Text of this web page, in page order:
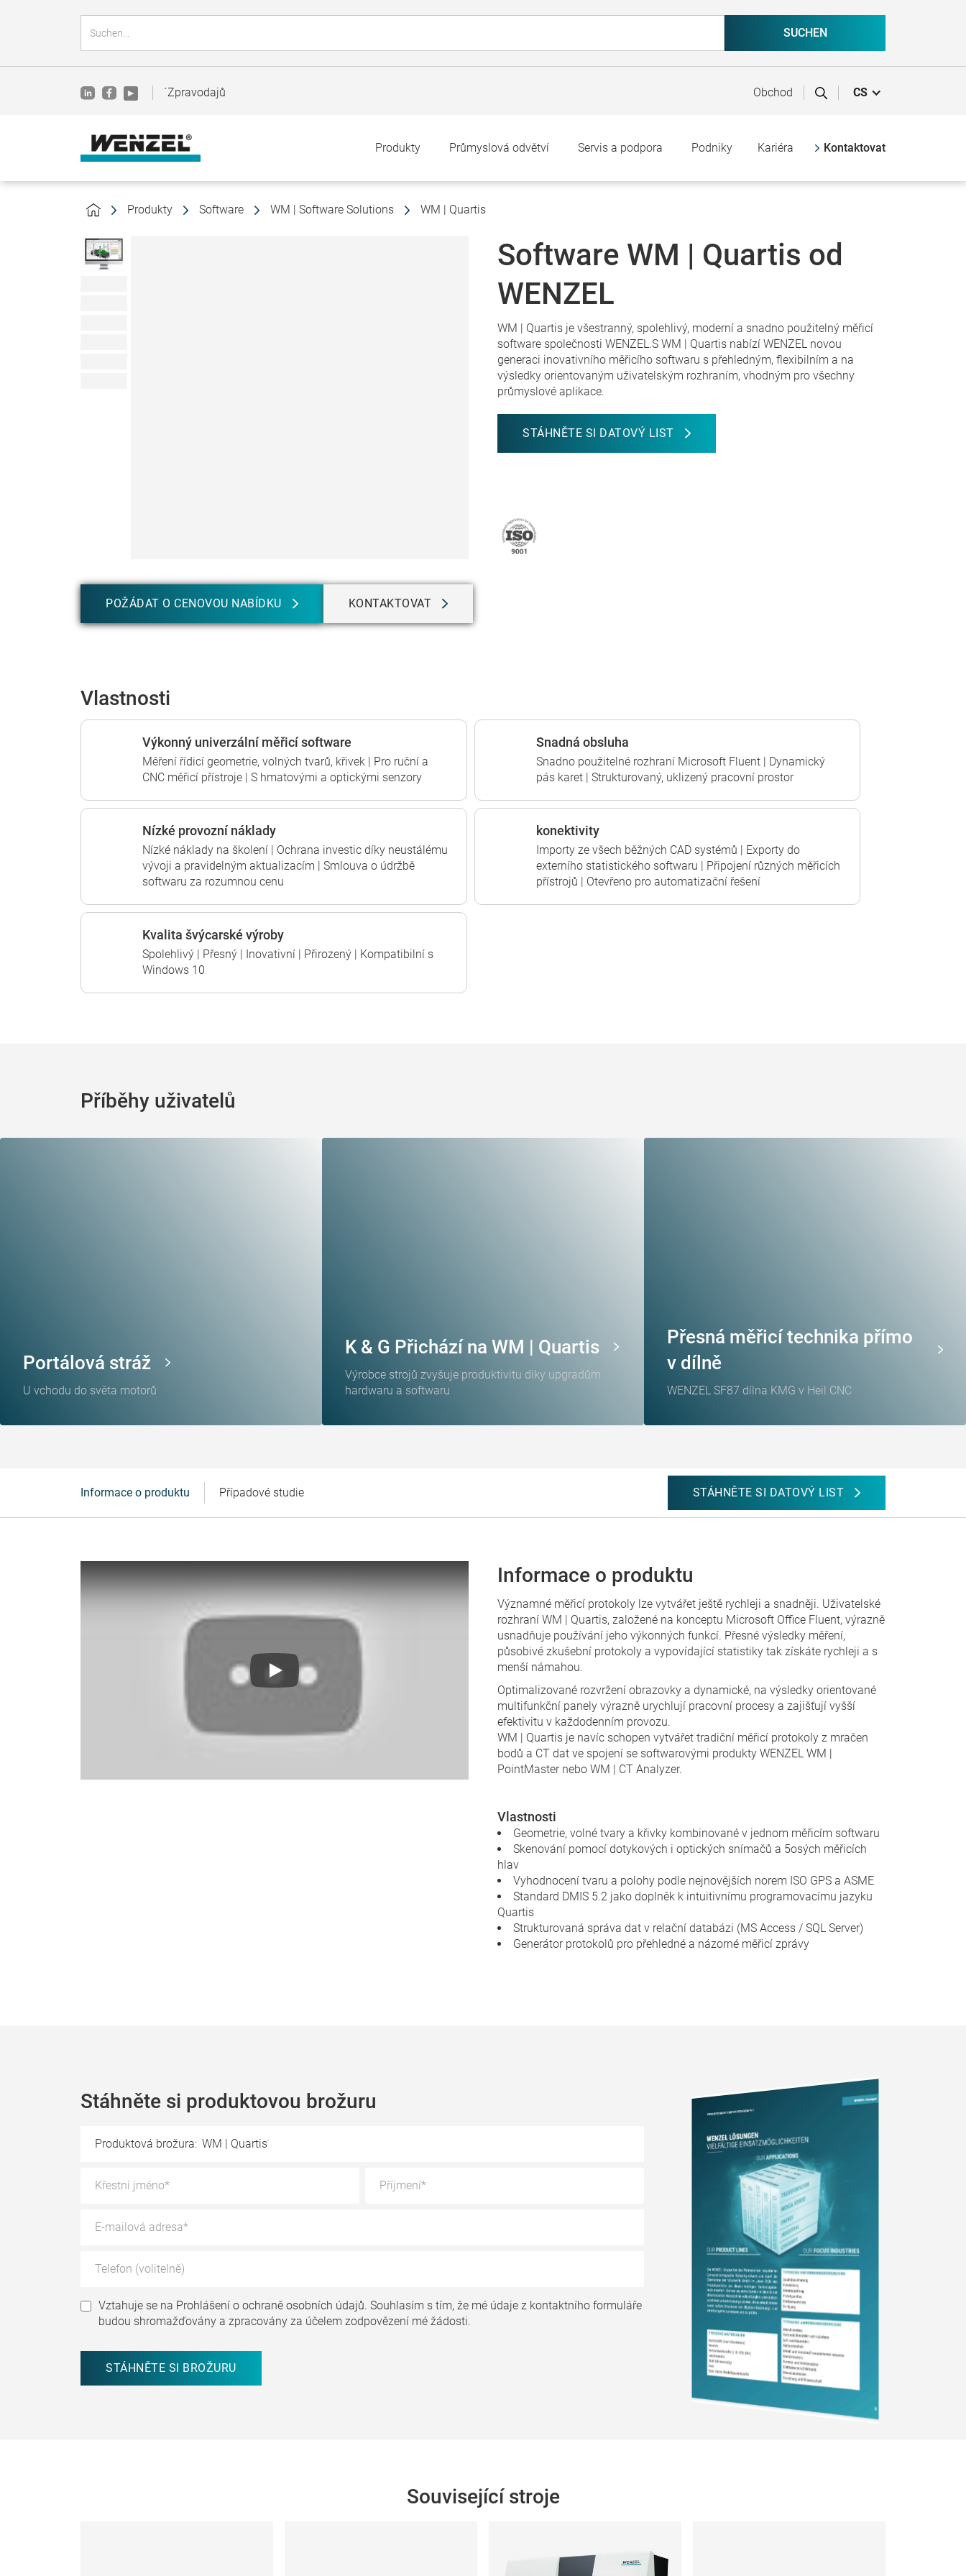
´Zpravodajů Obchod CS
Produkty Průmyslová odvětví Servis a podpora Podniky Kariéra Kontaktovat
Produkty Software WM | Software Solutions WM | Quartis
Software WM | Quartis od
WENZEL
WM | Quartis je všestranný, spolehlivý, moderní a snadno použitelný měřicí
software společnosti WENZEL.S WM | Quartis nabízí WENZEL novou
generaci inovativního měřicího softwaru s přehledným, flexibilním a na
výsledky orientovaným uživatelským rozhraním, vhodným pro všechny
průmyslové aplikace.
STÁHNĚTE SI DATOVÝ LIST
POŽÁDAT O CENOVOU NABÍDKU KONTAKTOVAT
Vlastnosti
Výkonný univerzální měřicí software
Měření řídicí geometrie, volných tvarů, křivek | Pro ruční a
CNC měřicí přístroje | S hmatovými a optickými senzory
Snadná obsluha
Snadno použitelné rozhraní Microsoft Fluent | Dynamický
pás karet | Strukturovaný, uklizený pracovní prostor
Nízké provozní náklady
Nízké náklady na školení | Ochrana investic díky neustálému
vývoji a pravidelným aktualizacím | Smlouva o údržbě
softwaru za rozumnou cenu
konektivity
Importy ze všech běžných CAD systémů | Exporty do
externího statistického softwaru | Připojení různých měřicích
přístrojů | Otevřeno pro automatizační řešení
Kvalita švýcarské výroby
Spolehlivý | Přesný | Inovativní | Přirozený | Kompatibilní s
Windows 10
Příběhy uživatelů
Portálová stráž
U vchodu do světa motorů
K & G Přichází na WM | Quartis
Výrobce strojů zvyšuje produktivitu díky upgradům
hardwaru a softwaru
Přesná měřicí technika přímo
v dílně
WENZEL SF87 dílna KMG v Heil CNC
Informace o produktu Případové studie STÁHNĚTE SI DATOVÝ LIST
Informace o produktu
Významné měřicí protokoly lze vytvářet ještě rychleji a snadněji. Uživatelské
rozhraní WM | Quartis, založené na konceptu Microsoft Office Fluent, výrazně
usnadňuje používání jeho výkonných funkcí. Přesné výsledky měření,
působivé zkušební protokoly a vypovídající statistiky tak získáte rychleji a s
menší námahou.
Optimalizované rozvržení obrazovky a dynamické, na výsledky orientované
multifunkční panely výrazně urychlují pracovní procesy a zajišťují vyšší
efektivitu v každodenním provozu.
WM | Quartis je navíc schopen vytvářet tradiční měřicí protokoly z mračen
bodů a CT dat ve spojení se softwarovými produkty WENZEL WM |
PointMaster nebo WM | CT Analyzer.
Vlastnosti
Geometrie, volné tvary a křivky kombinované v jednom měřicím softwaru
Skenování pomocí dotykových i optických snímačů a 5osých měřicích
hlav
Vyhodnocení tvaru a polohy podle nejnovějších norem ISO GPS a ASME
Standard DMIS 5.2 jako doplněk k intuitivnímu programovacímu jazyku
Quartis
Strukturovaná správa dat v relační databázi (MS Access / SQL Server)
Generátor protokolů pro přehledné a názorné měřicí zprávy
Stáhněte si produktovou brožuru
Produktová brožura: WM | Quartis
Vztahuje se na Prohlášení o ochraně osobních údajů. Souhlasím s tím, že mé údaje z kontaktního formuláře
budou shromažďovány a zpracovány za účelem zodpovězení mé žádosti.
Související stroje